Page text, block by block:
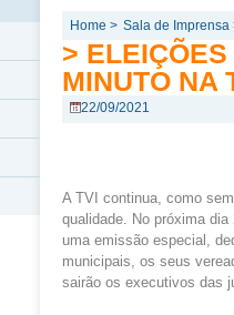
Home > Sala de Imprensa
>
MINUTO NA
22/09/2021
A TVI continua, como
qualidade. No próxima
uma emissão especial,
municipais, os seus
sairão os executivos das